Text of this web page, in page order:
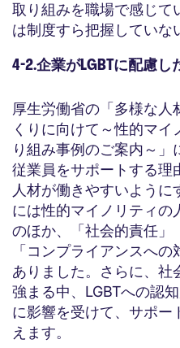
取り組みを職場で感じて
は制度すら把握していな
4-2.企業がLGBTに配慮
厚生労働省の「多様な
くりに向けて～性的マ
り組み事例のご案内～」
従業員をサポートする理
人材が働きやすいよう
には性的マイノリティの
のほか、「社会的責任」
「コンプライアンスへ
ありました。さらに、社
強まる中、LGBTへの認
に影響を受けて、サポー
えます。